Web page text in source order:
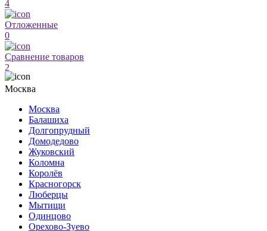
4
Отложенные
0
Сравнение товаров
2
Москва
Москва
Балашиха
Долгопрудный
Домодедово
Жуковский
Коломна
Королёв
Красногорск
Люберцы
Мытищи
Одинцово
Орехово-Зуево